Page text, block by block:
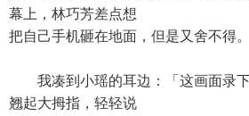
幕上，林巧芳差点想
把自己手机砸在地面，但是又舍不得。
我凑到小瑶的耳边：「这画面录下
翘起大拇指，轻轻说